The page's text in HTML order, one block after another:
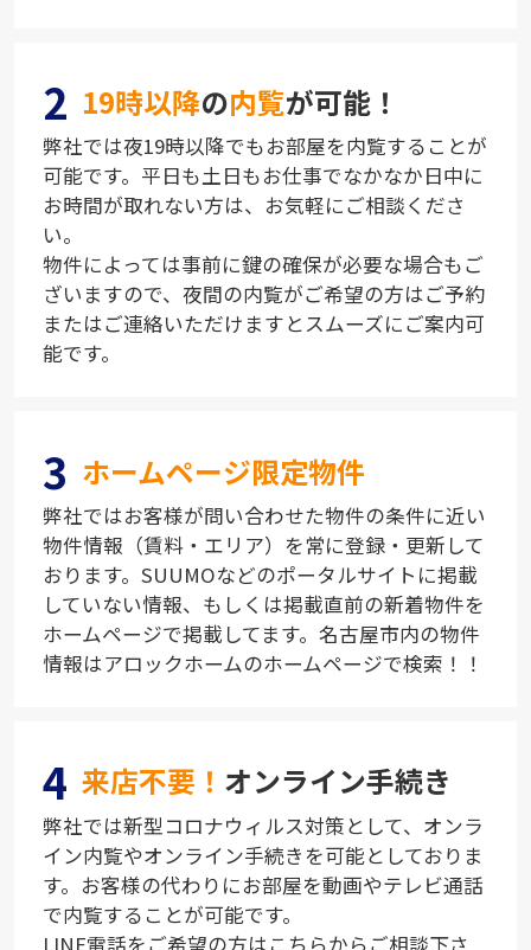
2 19時以降の内覧が可能！
弊社では夜19時以降でもお部屋を内覧することが
可能です。平日も土日もお仕事でなかなか日中に
お時間が取れない方は、お気軽にご相談くださ
い。
物件によっては事前に鍵の確保が必要な場合もご
ざいますので、夜間の内覧がご希望の方はご予約
またはご連絡いただけますとスムーズにご案内可
能です。
3 ホームページ限定物件
弊社ではお客様が問い合わせた物件の条件に近い
物件情報（賃料・エリア）を常に登録・更新して
おります。SUUMOなどのポータルサイトに掲載
していない情報、もしくは掲載直前の新着物件を
ホームページで掲載してます。名古屋市内の物件
情報はアロックホームのホームページで検索！！
4 来店不要！ オンライン手続き
弊社では新型コロナウィルス対策として、オンラ
イン内覧やオンライン手続きを可能としておりま
す。お客様の代わりにお部屋を動画やテレビ通話
で内覧することが可能です。
LINE電話をご希望の方はこちらからご相談下さ